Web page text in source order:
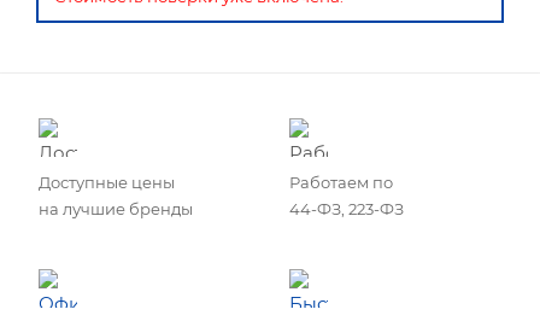
Доступные цены
на лучшие бренды
Работаем по
44-ФЗ, 223-ФЗ